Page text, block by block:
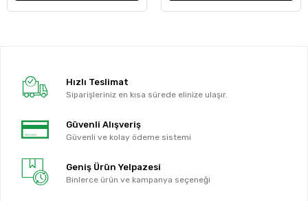
Hızlı Teslimat
Siparişleriniz en kısa sürede elinize ulaşır.
Güvenli Alışveriş
Güvenli ve kolay ödeme sistemi
Geniş Ürün Yelpazesi
Binlerce ürün ve kampanya seçeneği